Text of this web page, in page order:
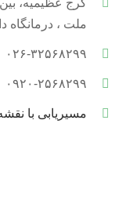
کرج عظیمیه،
ملت ، درمانگاه
۰۲۶-۳۲۵۶۸۲۹۹
۰۹۲۰-۲۵۶۸۲۹۹
مسیریابی با